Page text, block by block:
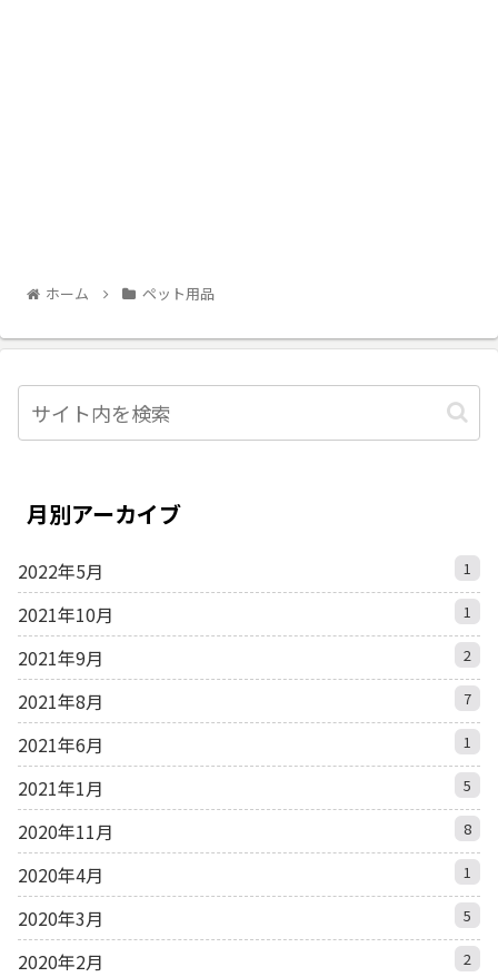
ホーム ペット用品
月別アーカイブ
2022年5月 1
2021年10月 1
2021年9月 2
2021年8月 7
2021年6月 1
2021年1月 5
2020年11月 8
2020年4月 1
2020年3月 5
2020年2月 2